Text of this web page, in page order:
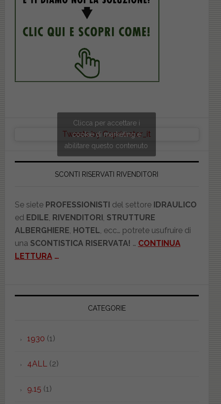
Tweets by Copriwater_it
Clicca per accettare i
cookie di marketing e
abilitare questo contenuto
SCONTI RISERVATI RIVENDITORI
Se siete PROFESSIONISTI del settore IDRAULICO
ed EDILE RIVENDITORI STRUTTURE
ALBERGHIERE HOTEL , ecc… potrete usufruire di
una SCONTISTICA RISERVATA! … CONTINUA
LETTURA …
CATEGORIE
1930 (1)
4ALL (2)
9.15 (1)